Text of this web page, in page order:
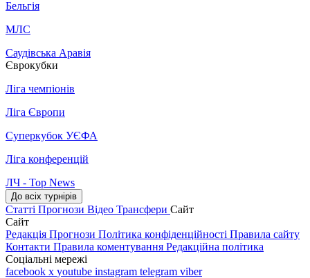
Бельгія
МЛС
Саудівська Аравія
Єврокубки
Ліга чемпіонів
Ліга Європи
Суперкубок УЄФА
Ліга конференцій
ЛЧ - Top News
До всіх турнірів
Статті Прогнози Відео Трансфери Сайт
Сайт
Редакція Прогнози Політика конфіденційності Правила сайту
Контакти Правила коментування Редакційна політика
Соціальні мережі
facebook x youtube instagram telegram viber